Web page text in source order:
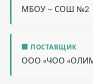
МБОУ – СОШ №2
🏢 ПОСТАВЩИК
ООО «ЧОО